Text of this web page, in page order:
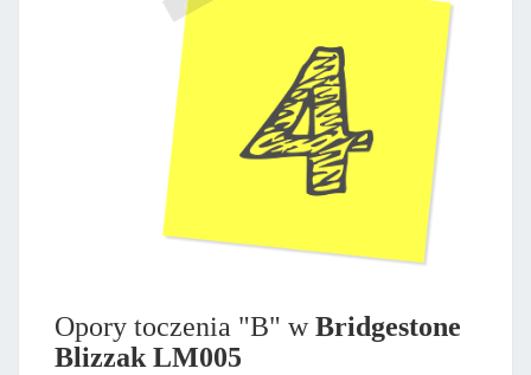
Opory toczenia "B" wBridgestone
Blizzak LM005